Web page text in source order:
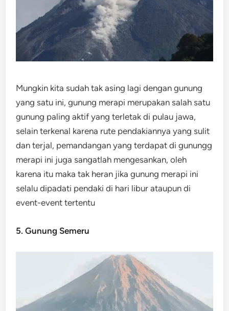
Mungkin kita sudah tak asing lagi dengan gunung
yang satu ini, gunung merapi merupakan salah satu
gunung paling aktif yang terletak di pulau jawa,
selain terkenal karena rute pendakiannya yang sulit
dan terjal, pemandangan yang terdapat di gunungg
merapi ini juga sangatlah mengesankan, oleh
karena itu maka tak heran jika gunung merapi ini
selalu dipadati pendaki di hari libur ataupun di
event-event tertentu
5. Gunung Semeru